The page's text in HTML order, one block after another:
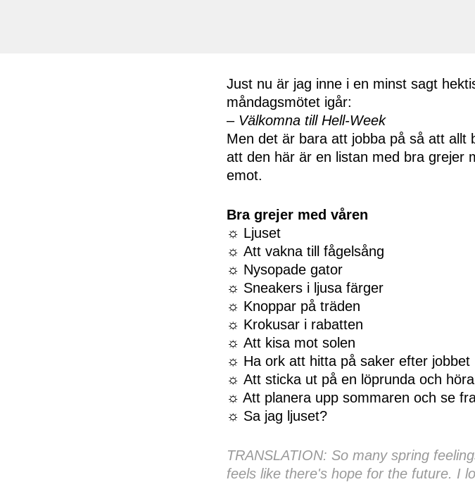
Just nu är jag inne i en minst sagt
måndagsmötet igår:
– Välkomna till Hell-Week
Men det är bara att jobba på så att allt
att den här är en listan med bra grejer
emot.
Bra grejer med våren
☼ Ljuset
☼ Att vakna till fågelsång
☼ Nysopade gator
☼ Sneakers i ljusa färger
☼ Knoppar på träden
☼ Krokusar i rabatten
☼ Att kisa mot solen
☼ Ha ork att hitta på saker efter jobbet
☼ Att sticka ut på en löprunda och
☼ Att planera upp sommaren och se
☼ Sa jag ljuset?
TRANSLATION: So many spring
feels like there's hope for the future. I